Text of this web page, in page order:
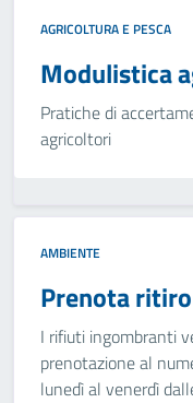
AGRICOLTURA E PESCA
Modulistica
Pratiche di
agricoltori
AMBIENTE
Prenota
I rifiuti ingombranti
prenotazione al
lunedì al venerdì